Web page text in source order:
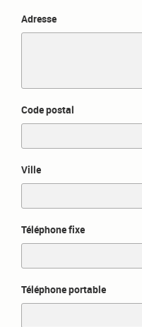
Adresse
Code postal
Ville
Téléphone fixe
Téléphone portable